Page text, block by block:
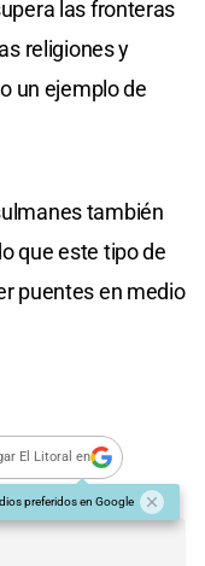
las fronteras
religiones y
un ejemplo de
también
que este tipo de
puentes en medio
El Litoral en
preferidos en Google